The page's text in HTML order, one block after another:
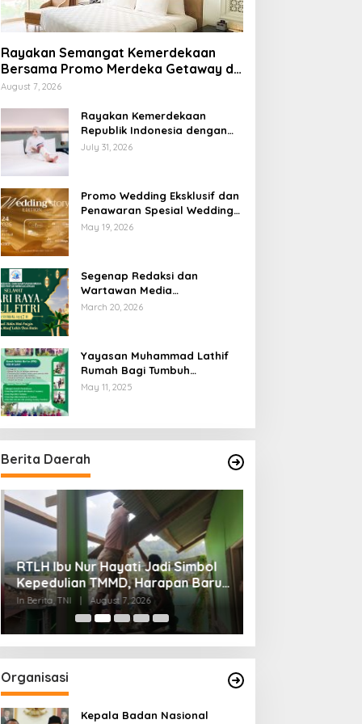
Rayakan Semangat Kemerdekaan
Bersama Promo Merdeka Getaway di
Swiss-Belhotel Lampung
August 7, 2026
Rayakan Kemerdekaan
Republik Indonesia dengan
Penawaran Spesial Freedom
July 31, 2026
Promo Wedding Eksklusif dan
Penawaran Spesial Wedding
Story Edition 2026 di Swiss-
May 19, 2026
Segenap Redaksi dan
Wartawan Media
Sumberpintar Mengucapkan
March 20, 2026
Yayasan Muhammad Lathif
Rumah Bagi Tumbuh
Kembangnya Generasi Insani
May 11, 2025
Berita Daerah
RTLH Ibu Nur Hayati Jadi Simbol
Kepedulian TMMD, Harapan Baru
Tumbuh di Bukit Pinang Jaya
In Berita, TNI August 7, 2026
Organisasi
Kepala Badan Nasional